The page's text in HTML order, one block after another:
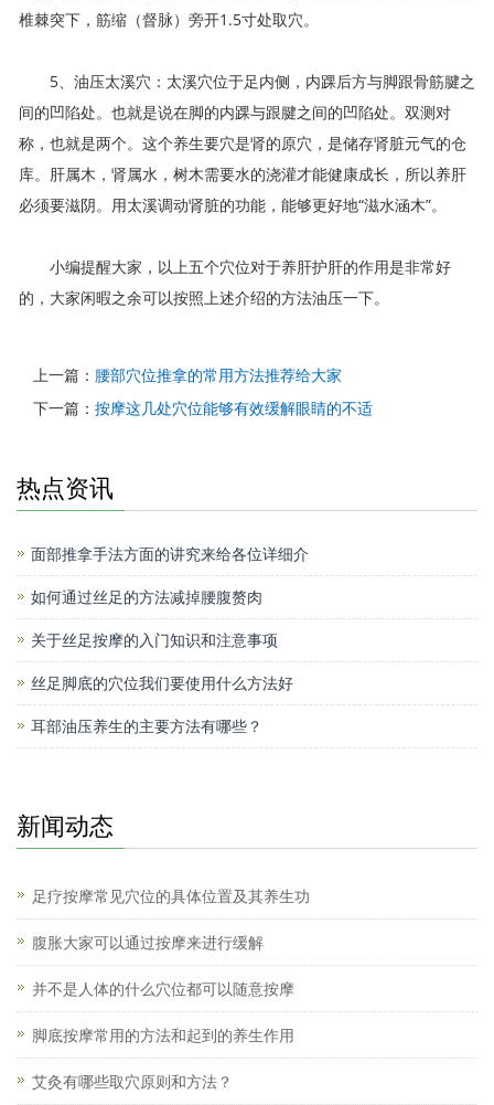
椎棘突下，筋缩（督脉）旁开1.5寸处取穴。
5、油压太溪穴：太溪穴位于足内侧，内踝后方与脚跟骨筋腱之
间的凹陷处。也就是说在脚的内踝与跟腱之间的凹陷处。双测对
称，也就是两个。这个养生要穴是肾的原穴，是储存肾脏元气的仓
库。肝属木，肾属水，树木需要水的浇灌才能健康成长，所以养肝
必须要滋阴。用太溪调动肾脏的功能，能够更好地“滋水涵木”。
小编提醒大家，以上五个穴位对于养肝护肝的作用是非常好
的，大家闲暇之余可以按照上述介绍的方法油压一下。
上一篇： 腰部穴位推拿的常用方法推荐给大家
下一篇： 按摩这几处穴位能够有效缓解眼睛的不适
热点资讯
面部推拿手法方面的讲究来给各位详细介
如何通过丝足的方法减掉腰腹赘肉
关于丝足按摩的入门知识和注意事项
丝足脚底的穴位我们要使用什么方法好
耳部油压养生的主要方法有哪些？
新闻动态
足疗按摩常见穴位的具体位置及其养生功
腹胀大家可以通过按摩来进行缓解
并不是人体的什么穴位都可以随意按摩
脚底按摩常用的方法和起到的养生作用
艾灸有哪些取穴原则和方法？